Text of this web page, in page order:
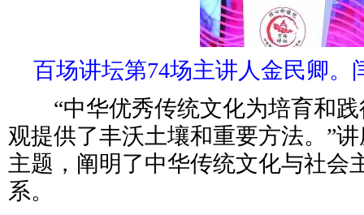
百场讲坛第74场主讲人金民卿。
“中华优秀传统文化为培育和践
观提供了丰沃土壤和重要方法。”
主题，阐明了中华传统文化与社会
系。